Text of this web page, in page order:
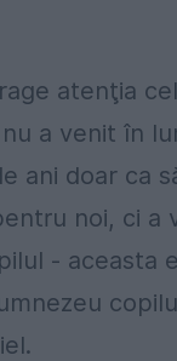
atenţia
a venit în
ani doar ca
noi, ci a
- aceasta